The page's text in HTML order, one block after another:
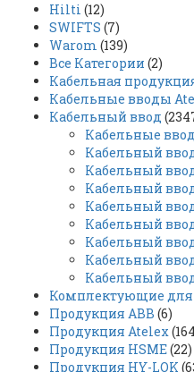
Hilti (12)
SWIFTS (7)
Warom (139)
Все Категории (2)
Кабельная
Кабельные вводы
Кабельный ввод
Кабельные
Кабельный
Кабельный
Кабельный
Кабельный
Кабельный
Кабельный
Кабельный
Кабельный
Комплектующие для
Продукция ABB (6)
Продукция Atelex
Продукция HSME(22)
Продукция HY-LOK